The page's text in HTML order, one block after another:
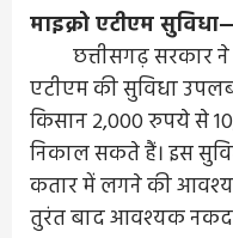
माइक्रो एटीएम
छत्तीसगढ़ सरकार ने
एटीएम की सुविधा
किसान 2,000 रुपये से
निकाल सकते हैं। इस
कतार में लगने की
तुरंत बाद आवश्यक नकद